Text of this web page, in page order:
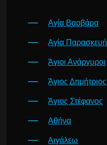
Αγία Βαρβάρα
Αγία Παρασκευή
Άγιοι Ανάργυροι
Άγιος Δημήτριος
Άγιος Στέφανος
Αθήνα
Αιγάλεω